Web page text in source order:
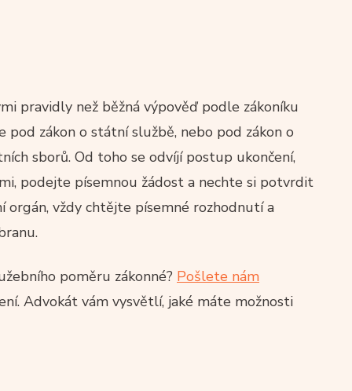
pravidly než běžná výpověď podle zákoníku
zákon o státní službě, nebo pod zákon o
sborů. Od toho se odvíjí postup ukončení,
podejte písemnou žádost a nechte si potvrdit
orgán, vždy chtějte písemné rozhodnutí a
poměru zákonné? Pošlete nám
Advokát vám vysvětlí, jaké máte možnosti